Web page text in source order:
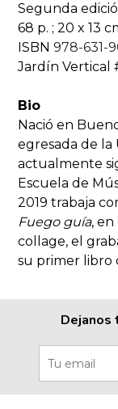
Segunda
68 p. ; 20 x 13
ISBN978-631-
Jardín Vertical
Bio
Nació en
egresada de la
actualmente
Escuela de
2019 trabaja
Fuego guía,
collage, el
su primer libro
Dejanos